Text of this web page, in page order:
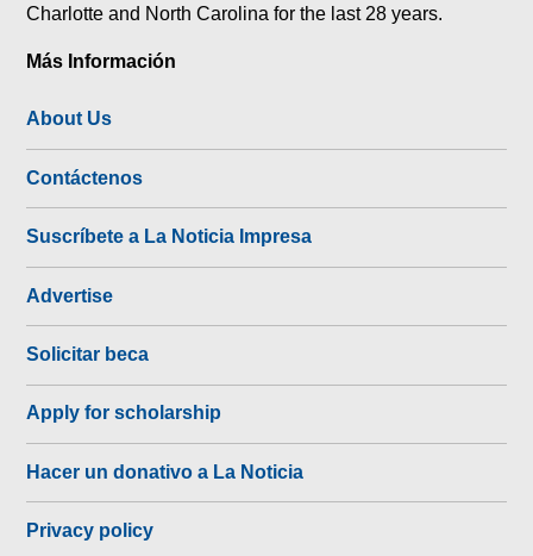
Charlotte and North Carolina for the last 28 years.
Más Información
About Us
Contáctenos
Suscríbete a La Noticia Impresa
Advertise
Solicitar beca
Apply for scholarship
Hacer un donativo a La Noticia
Privacy policy